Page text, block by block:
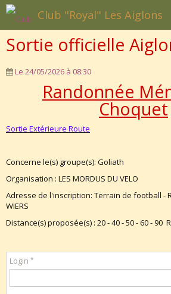
Club "Royal" Les Aiglons
Page d'accueil
Agenda
Contact / Formulaires
Sortie officielle
Le 24/05/2026 à 08:30
Randonnée
Choquet
Sortie Extérieure Route
Concerne le(s) groupe(s): Goliath
Organisation : LES MORDUS DU VELO
Adresse de l'inscription: Terrain de football -
WIERS
Distance(s) proposée(s) : 20 - 40 - 50 - 60 - 90
Login